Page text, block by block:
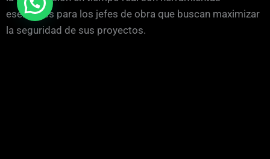
esenciales para los jefes de obra que buscan maximizar
la seguridad de sus proyectos.